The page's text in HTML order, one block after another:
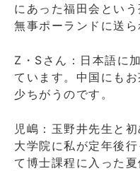
にあった福田会とい
無事ポーランドに送ら
Z・Sさん：日本語に
ています。中国にも
少ちがうのです。
児嶋：玉野井先生と
大学院に私が定年後
て博士課程に入った